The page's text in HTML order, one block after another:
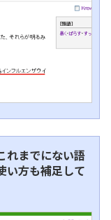
れまでにない語
い方も補足して